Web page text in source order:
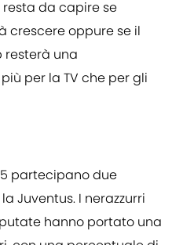
da capire se
crescere oppure se il
resterà una
per la TV che per gli
partecipano due
Juventus. I nerazzurri
hanno portato una